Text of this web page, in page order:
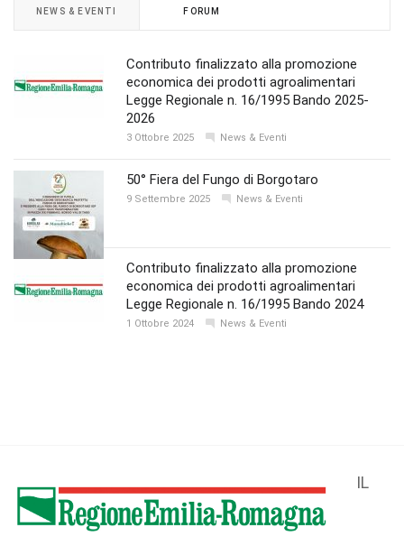
NEWS & EVENTI FORUM
Contributo finalizzato alla promozione
economica dei prodotti agroalimentari
Legge Regionale n. 16/1995 Bando 2025-
2026
3 Ottobre 2025 News & Eventi
50° Fiera del Fungo di Borgotaro
9 Settembre 2025 News & Eventi
Contributo finalizzato alla promozione
economica dei prodotti agroalimentari
Legge Regionale n. 16/1995 Bando 2024
1 Ottobre 2024 News & Eventi
IL